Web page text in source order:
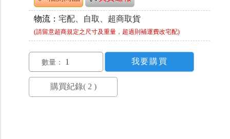
物流： 宅配、自取、超商取貨
(請留意超商規定之尺寸及重量，超過則補運費改宅配)
數量：